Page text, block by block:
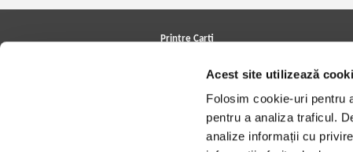
Acest site utilizează
Folosim cookie-uri pentru
pentru a analiza traficul.
analize informații cu
Printre Carti
Cele mai căutate cărți
Blog Printre Carti
Cărţi sub 5 lei